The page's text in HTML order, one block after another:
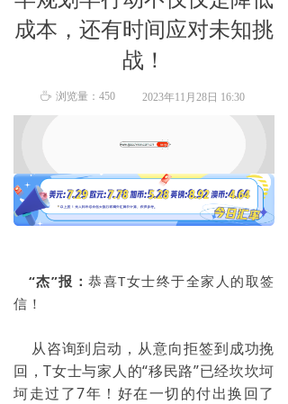
成本，还有时间应对未知挑
战！
“杰”报：恭喜T女士终于全家人的取签
信！
从咨询到启动，从意向拒签到成功挽
回，T女士与家人的“移民路”已经坎坎坷
坷走过了7年！好在一切的付出换回了
2023年11月28日 16:30
ꄘ 浏览量： 450